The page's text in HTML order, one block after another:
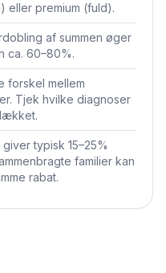
eller premium (fuld).
af summen øger
ca. 60–80%.
forskel mellem
Tjek hvilke diagnoser
typisk 15–25%
familier kan
rabat.